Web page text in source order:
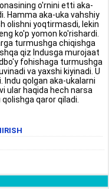
o'rnini etti aka-
Hamma aka-uka vahshiy
olishni yoqtirmasdi, lekin
ko'p yomon ko'rishardi.
turmushga chiqishga
qiz Indusga murojaat
fohishaga turmushga
va yaxshi kiyinadi. U
Indu qolgan aka-ukalarni
ular haqida hech narsa
qaror qiladi.